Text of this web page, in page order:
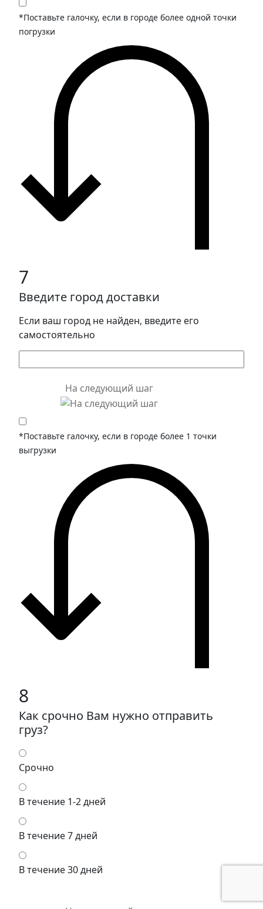
*Поставьте галочку, если в городе более одной точки
погрузки
7
Введите город доставки
Если ваш город не найден, введите его
самостоятельно
На следующий шаг
*Поставьте галочку, если в городе более 1 точки
выгрузки
8
Как срочно Вам нужно отправить
груз?
Срочно
В течение 1-2 дней
В течение 7 дней
В течение 30 дней